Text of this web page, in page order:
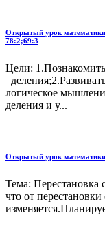
Открытый урок
78:2;69:3
Цели:
логическое
деления и у...
Открытый урок
Тема: Перестановка
что от